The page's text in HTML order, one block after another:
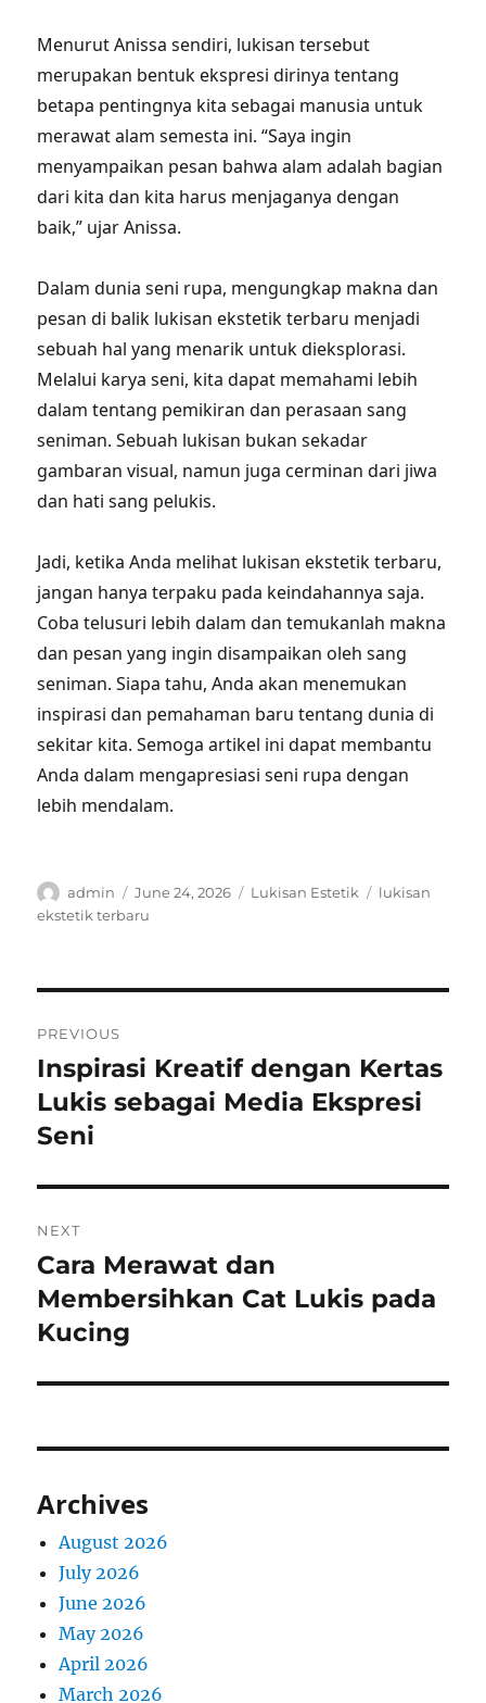
Menurut Anissa sendiri, lukisan tersebut
merupakan bentuk ekspresi dirinya tentang
betapa pentingnya kita sebagai manusia untuk
merawat alam semesta ini. “Saya ingin
menyampaikan pesan bahwa alam adalah bagian
dari kita dan kita harus menjaganya dengan
baik,” ujar Anissa.
Dalam dunia seni rupa, mengungkap makna dan
pesan di balik lukisan ekstetik terbaru menjadi
sebuah hal yang menarik untuk dieksplorasi.
Melalui karya seni, kita dapat memahami lebih
dalam tentang pemikiran dan perasaan sang
seniman. Sebuah lukisan bukan sekadar
gambaran visual, namun juga cerminan dari jiwa
dan hati sang pelukis.
Jadi, ketika Anda melihat lukisan ekstetik terbaru,
jangan hanya terpaku pada keindahannya saja.
Coba telusuri lebih dalam dan temukanlah makna
dan pesan yang ingin disampaikan oleh sang
seniman. Siapa tahu, Anda akan menemukan
inspirasi dan pemahaman baru tentang dunia di
sekitar kita. Semoga artikel ini dapat membantu
Anda dalam mengapresiasi seni rupa dengan
lebih mendalam.
Author
admin
Posted
on
June 24, 2026 Categories
Lukisan Estetik Tags
lukisan
ekstetik terbaru
navigation
PREVIOUS
Previous
post:
Inspirasi Kreatif dengan Kertas
Lukis sebagai Media Ekspresi
Seni
NEXT
Next
post:
Cara Merawat dan
Membersihkan Cat Lukis pada
Kucing
Archives
August 2026
July 2026
June 2026
May 2026
April 2026
March 2026